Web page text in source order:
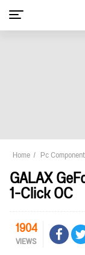
Home Pc Component
GALAX
1-Click OC
1904
VIEWS